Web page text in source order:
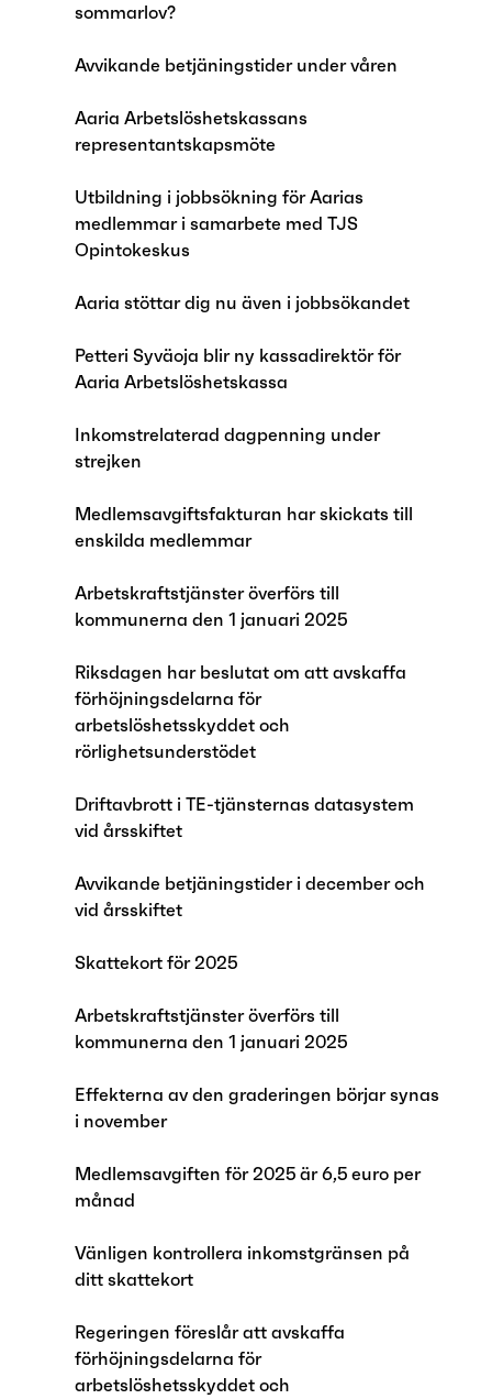
sommarlov?
Avvikande betjäningstider under våren
Aaria Arbetslöshetskassans
representantskapsmöte
Utbildning i jobbsökning för Aarias
medlemmar i samarbete med TJS
Opintokeskus
Aaria stöttar dig nu även i jobbsökandet
Petteri Syväoja blir ny kassadirektör för
Aaria Arbetslöshetskassa
Inkomstrelaterad dagpenning under
strejken
Medlemsavgiftsfakturan har skickats till
enskilda medlemmar
Arbetskraftstjänster överförs till
kommunerna den 1 januari 2025
Riksdagen har beslutat om att avskaffa
förhöjningsdelarna för
arbetslöshetsskyddet och
rörlighetsunderstödet
Driftavbrott i TE-tjänsternas datasystem
vid årsskiftet
Avvikande betjäningstider i december och
vid årsskiftet
Skattekort för 2025
Arbetskraftstjänster överförs till
kommunerna den 1 januari 2025
Effekterna av den graderingen börjar synas
i november
Medlemsavgiften för 2025 är 6,5 euro per
månad
Vänligen kontrollera inkomstgränsen på
ditt skattekort
Regeringen föreslår att avskaffa
förhöjningsdelarna för
arbetslöshetsskyddet och